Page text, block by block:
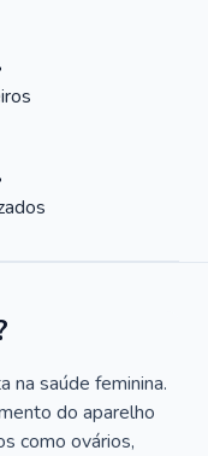
na saúde feminina.
do aparelho
como ovários,